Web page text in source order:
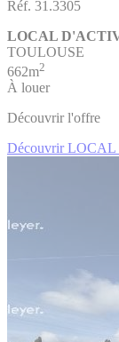
Réf. 31.3305
LOCAL
TOULOUSE
662m2
À louer
Découvrir l'offre
Découvrir